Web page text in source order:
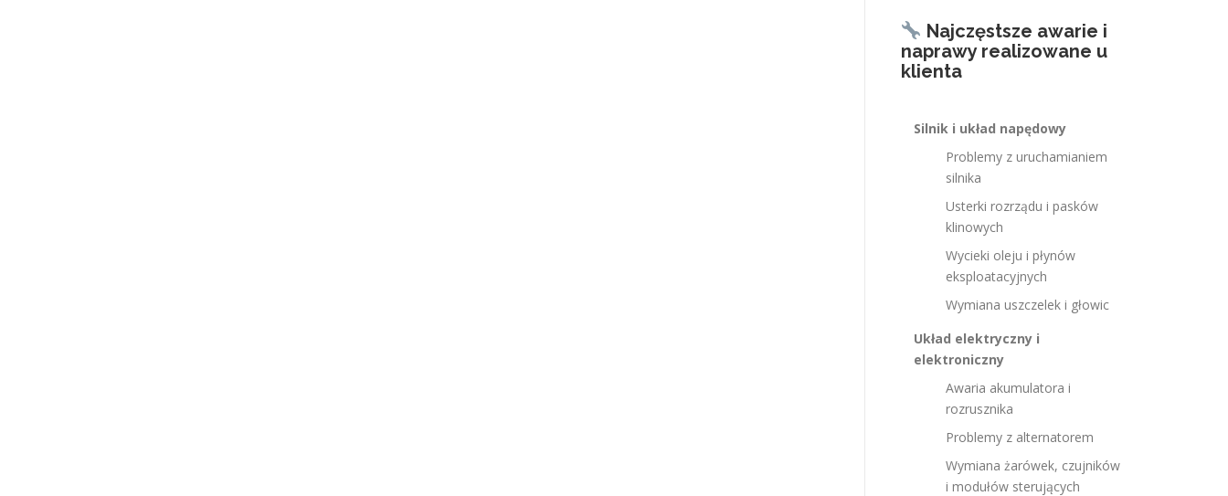
Najczęstsze awarie i
naprawy realizowane u
klienta
Silnik i układ napędowy
Problemy z uruchamianiem
silnika
Usterki rozrządu i pasków
klinowych
Wycieki oleju i płynów
eksploatacyjnych
Wymiana uszczelek i głowic
Układ elektryczny i
elektroniczny
Awaria akumulatora i
rozrusznika
Problemy z alternatorem
Wymiana żarówek, czujników
i modułów sterujących